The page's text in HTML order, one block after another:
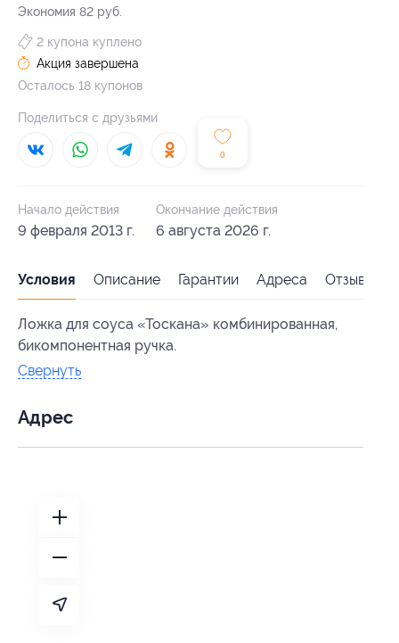
Экономия 82 руб.
0
2 купона куплено
Акция завершена
Осталось 18 купонов
Поделиться с друзьями
Начало действия
9 февраля 2013 г.
Окончание действия
6 августа 2026 г.
Условия Описание Гарантии Адреса Отзывы
Ложка для соуса «Тоскана» комбинированная,
бикомпонентная ручка.
Свернуть
Адрес